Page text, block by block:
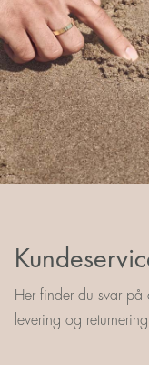
Her finder du svar på
levering og